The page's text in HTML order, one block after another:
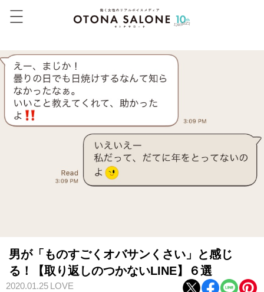
男が「ものすごくオバサンくさい」と感じ
る！【取り返しのつかないLINE】６選
2020.01.25 LOVE